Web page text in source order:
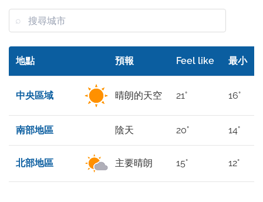
地點 預報 Feel like 最小
中央區域 晴朗的天空 21° 16°
南部地區 陰天 20° 14°
北部地區 主要晴朗 15° 12°